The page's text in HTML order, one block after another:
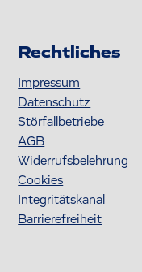
Rechtliches
Impressum
Datenschutz
Störfallbetriebe
AGB
Widerrufsbelehrung
Cookies
Integritätskanal
Barrierefreiheit